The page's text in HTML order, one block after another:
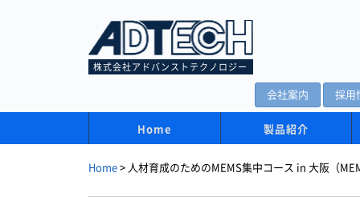
株式会社アドバンストテクノロジー
会社案内 採用
Home 製品紹介
Home > 人材育成のためのMEMS集中コース in 大阪（